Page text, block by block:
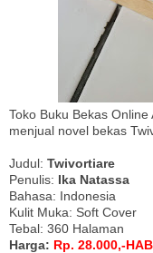
Toko Buku Bekas
menjual novel bekas
Judul: Twivortiare
Penulis: Ika Natassa
Bahasa: Indonesia
Kulit Muka: Soft Cover
Tebal: 360 Halaman
Harga: Rp. 28.000,-